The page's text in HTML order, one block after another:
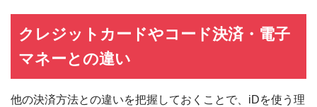
クレジットカードやコード決済・電子
マネーとの違い
他の決済方法との違いを把握しておくことで、iDを使う理